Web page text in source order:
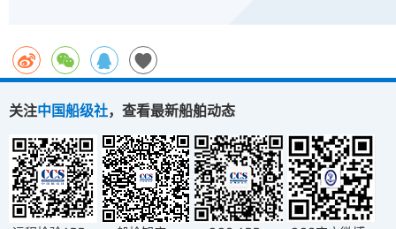
关注中国船级社，查看最新船舶动态